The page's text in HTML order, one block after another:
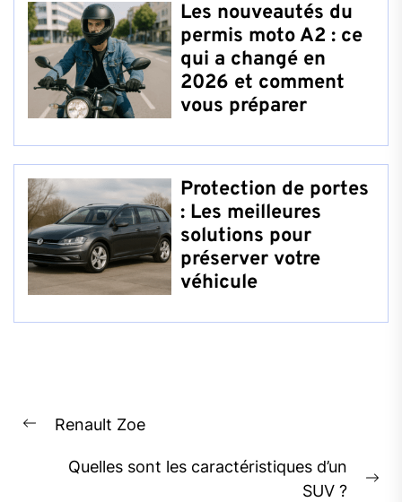
Les nouveautés du
permis moto A2 : ce
qui a changé en
2026 et comment
vous préparer
Protection de portes
: Les meilleures
solutions pour
préserver votre
véhicule
de
l’article
Previous
Renault Zoe
Quelles sont les caractéristiques d’un
SUV ?